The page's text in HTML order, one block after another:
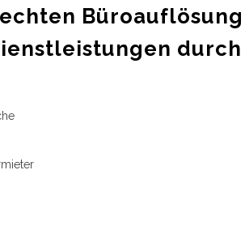
durch